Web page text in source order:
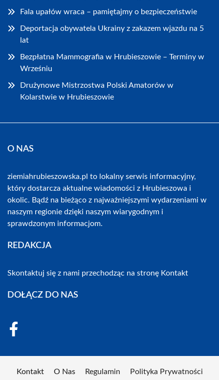
Fala upałów wraca – pamiętajmy o bezpieczeństwie
Deportacja obywatela Ukrainy z zakazem wjazdu na 5
lat
Bezpłatna Mammografia w Hrubieszowie – Terminy w
Wrześniu
Drużynowe Mistrzostwa Polski Amatorów w
Kolarstwie w Hrubieszowie
O NAS
ziemiahrubieszowska.pl to lokalny serwis informacyjny,
który dostarcza aktualne wiadomości z Hrubieszowa i
okolic. Bądź na bieżąco z najważniejszymi wydarzeniami w
naszym regionie dzięki naszym wiarygodnym i
sprawdzonym informacjom.
REDAKCJA
Skontaktuj się z nami przechodząc na stronę Kontakt
DOŁĄCZ DO NAS
Kontakt O Nas Regulamin Polityka Prywatności